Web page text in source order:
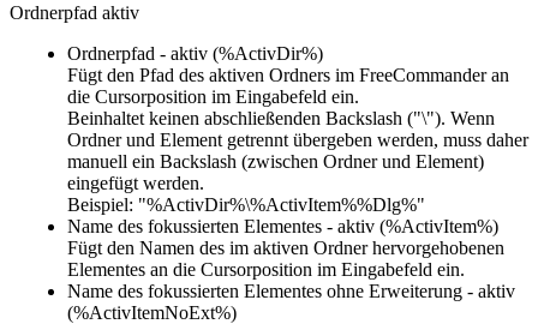
Ordnerpfad aktiv
Ordnerpfad - aktiv (%ActivDir%)
Fügt den Pfad des aktiven Ordners im FreeCommander an
die Cursorposition im Eingabefeld ein.
Beinhaltet keinen abschließenden Backslash ("\"). Wenn
Ordner und Element getrennt übergeben werden, muss daher
manuell ein Backslash (zwischen Ordner und Element)
eingefügt werden.
Beispiel: "%ActivDir%\%ActivItem%%Dlg%"
Name des fokussierten Elementes - aktiv (%ActivItem%)
Fügt den Namen des im aktiven Ordner hervorgehobenen
Elementes an die Cursorposition im Eingabefeld ein.
Name des fokussierten Elementes ohne Erweiterung - aktiv
(%ActivItemNoExt%)